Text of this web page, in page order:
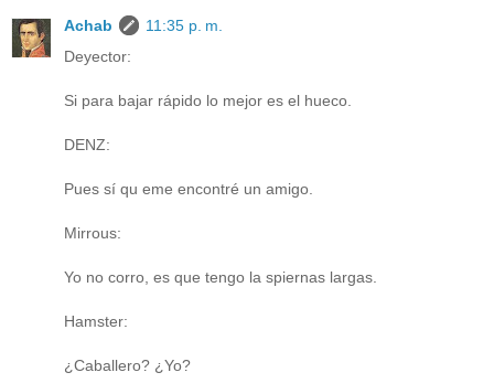
Achab
11:35 p. m.
Deyector:
Si para bajar rápido lo mejor es el hueco.
DENZ:
Pues sí qu eme encontré un amigo.
Mirrous:
Yo no corro, es que tengo la spiernas largas.
Hamster:
¿Caballero? ¿Yo?